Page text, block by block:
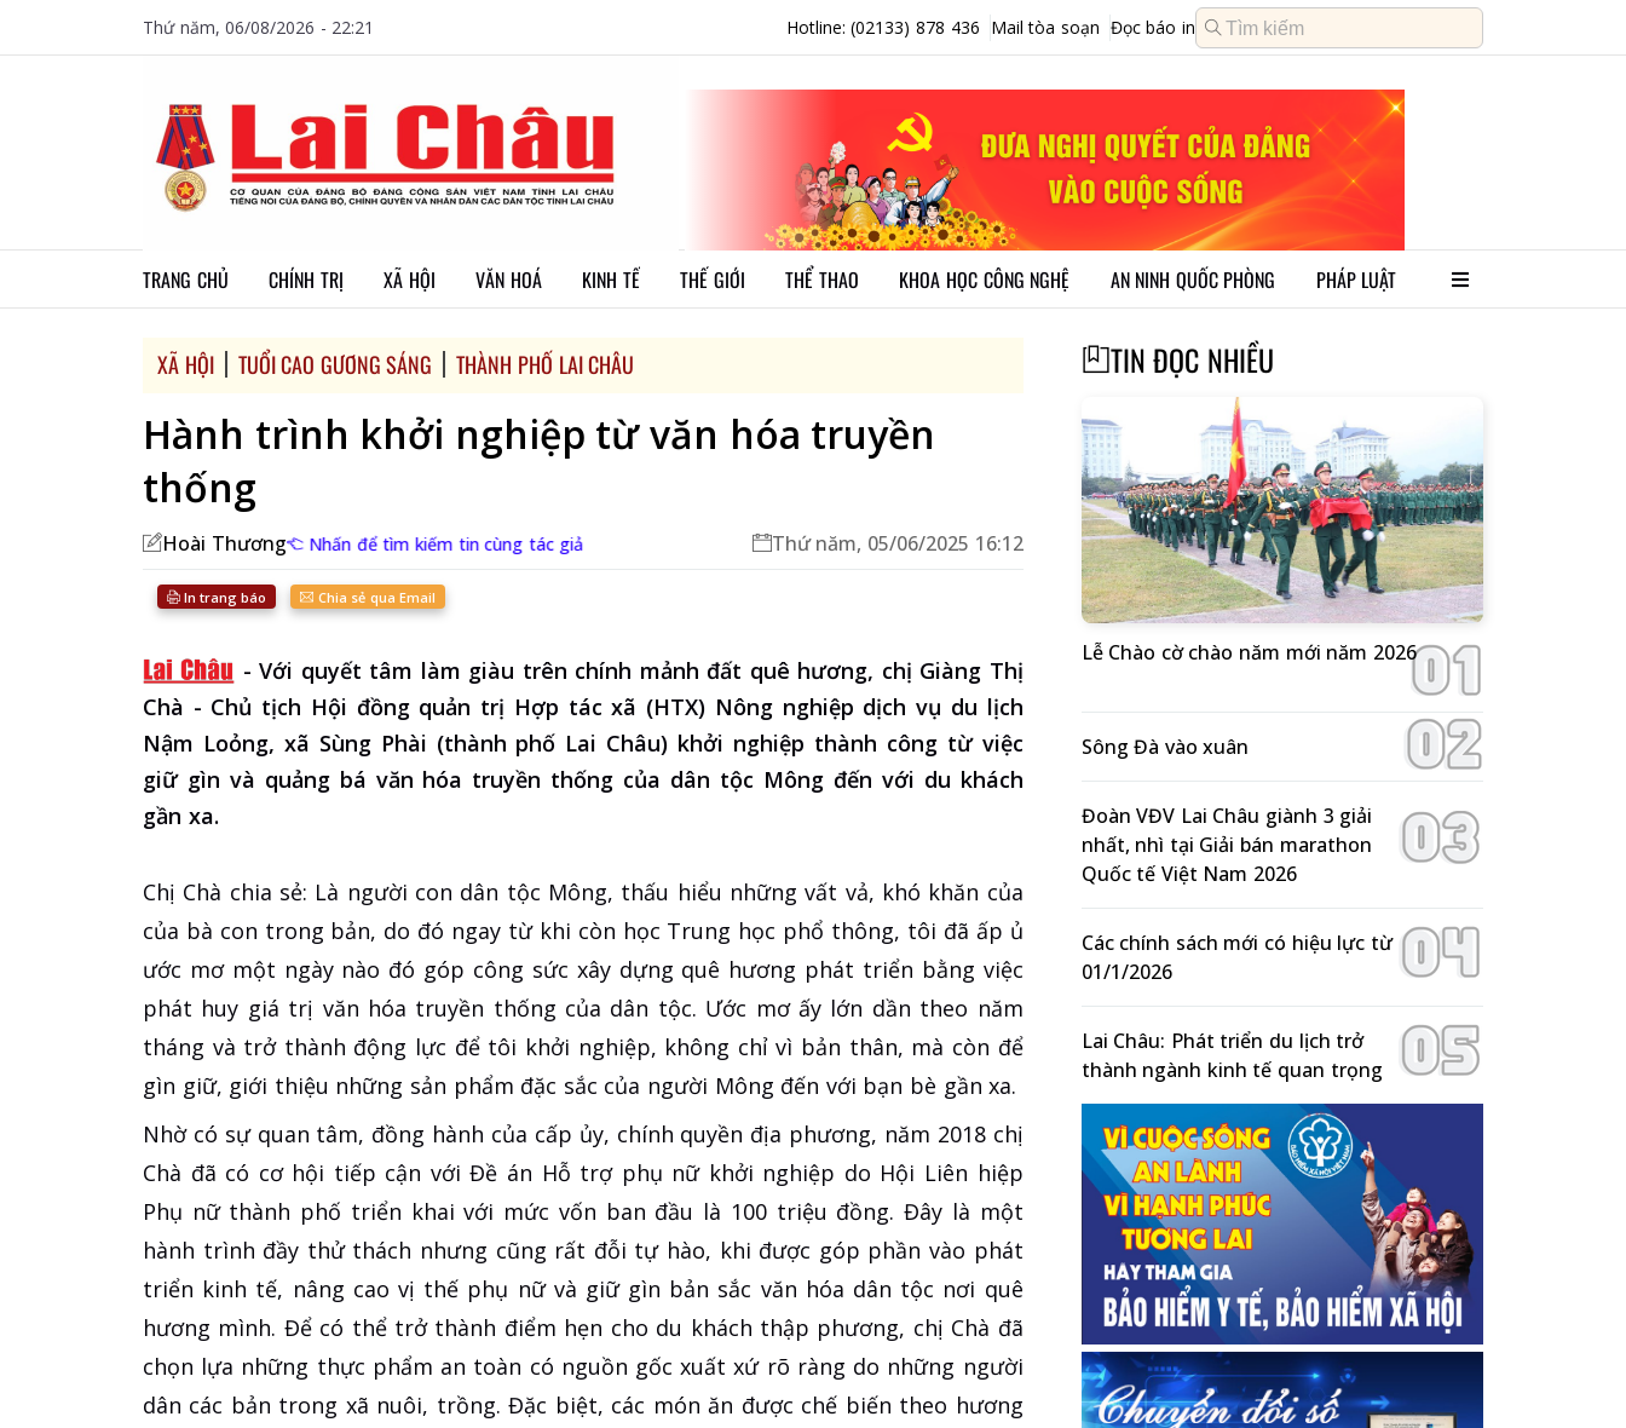
Thứ năm, 06/08/2026 - 22:21 Hotline: (02133) 878 436 Mail tòa soạn Đọc báo in
TRANG CHỦ CHÍNH TRỊ XÃ HỘI VĂN HOÁ KINH TẾ THẾ GIỚI THỂ THAO KHOA HỌC CÔNG NGHỆ AN NINH QUỐC PHÒNG PHÁP LUẬT
XÃ HỘI TUỔI CAO GƯƠNG SÁNG THÀNH PHỐ LAI CHÂU
Hành trình khởi nghiệp từ văn hóa truyền
thống
Hoài Thương Nhấn để tìm kiếm tin cùng tác giả Thứ năm, 05/06/2025 16:12
In trang báo Chia sẻ qua Email
- Với quyết tâm làm giàu trên chính mảnh đất quê hương, chị Giàng Thị
Chà - Chủ tịch Hội đồng quản trị Hợp tác xã (HTX) Nông nghiệp dịch vụ du lịch
Nậm Loỏng, xã Sùng Phài (thành phố Lai Châu) khởi nghiệp thành công từ việc
giữ gìn và quảng bá văn hóa truyền thống của dân tộc Mông đến với du khách
gần xa.
Chị Chà chia sẻ: Là người con dân tộc Mông, thấu hiểu những vất vả, khó khăn của
của bà con trong bản, do đó ngay từ khi còn học Trung học phổ thông, tôi đã ấp ủ
ước mơ một ngày nào đó góp công sức xây dựng quê hương phát triển bằng việc
phát huy giá trị văn hóa truyền thống của dân tộc. Ước mơ ấy lớn dần theo năm
tháng và trở thành động lực để tôi khởi nghiệp, không chỉ vì bản thân, mà còn để
gìn giữ, giới thiệu những sản phẩm đặc sắc của người Mông đến với bạn bè gần xa.
Nhờ có sự quan tâm, đồng hành của cấp ủy, chính quyền địa phương, năm 2018 chị
Chà đã có cơ hội tiếp cận với Đề án Hỗ trợ phụ nữ khởi nghiệp do Hội Liên hiệp
Phụ nữ thành phố triển khai với mức vốn ban đầu là 100 triệu đồng. Đây là một
hành trình đầy thử thách nhưng cũng rất đỗi tự hào, khi được góp phần vào phát
triển kinh tế, nâng cao vị thế phụ nữ và giữ gìn bản sắc văn hóa dân tộc nơi quê
hương mình. Để có thể trở thành điểm hẹn cho du khách thập phương, chị Chà đã
chọn lựa những thực phẩm an toàn có nguồn gốc xuất xứ rõ ràng do những người
dân các bản trong xã nuôi, trồng. Đặc biệt, các món ăn được chế biến theo hương
TIN ĐỌC NHIỀU
Lễ Chào cờ chào năm mới năm 2026
Sông Đà vào xuân
Đoàn VĐV Lai Châu giành 3 giải
nhất, nhì tại Giải bán marathon
Quốc tế Việt Nam 2026
Các chính sách mới có hiệu lực từ
01/1/2026
Lai Châu: Phát triển du lịch trở
thành ngành kinh tế quan trọng